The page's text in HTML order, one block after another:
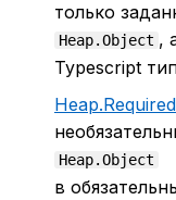
только
Heap.Object ,
Typescript
Heap.Required
Heap.Object
в